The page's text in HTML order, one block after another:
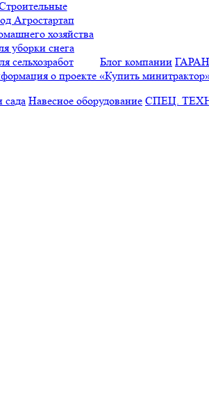
Агростартап
хозяйства
уборки снега
сельхозработ
Блог компании
о проекте «Купить
сада Навесное оборудование СПЕЦ.